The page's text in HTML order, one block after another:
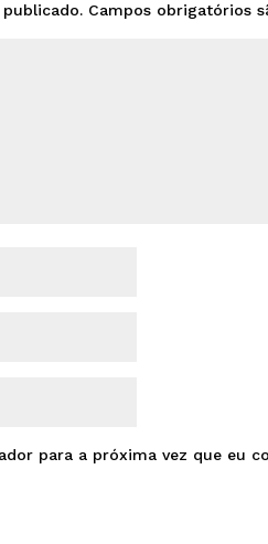
Campos obrigatórios
para a próxima vez que eu